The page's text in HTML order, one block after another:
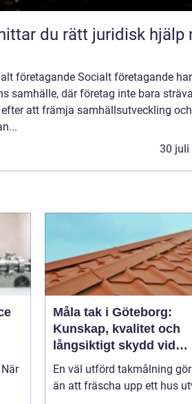
företagande Socialt företagande har
samhälle, där företag inte bara
att främja samhällsutveckling
30 juli
Måla tak i Göteborg:
Kunskap, kvalitet och
långsiktigt skydd vid
takmålning i Göteborg
En väl utförd takmålning
än att fräscha upp ett hus